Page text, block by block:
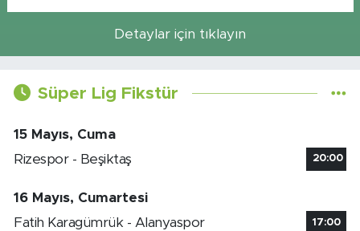
Detaylar için tıklayın
Süper Lig Fikstür
15 Mayıs, Cuma
Rizespor - Beşiktaş
20:00
16 Mayıs, Cumartesi
Fatih Karagümrük - Alanyaspor
17:00